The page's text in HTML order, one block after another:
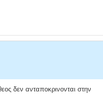
δεν ανταποκρινονται στην